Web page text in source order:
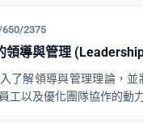
650/2375
領導與管理
了解領導與管理理論，
工以及優化團隊協作的動